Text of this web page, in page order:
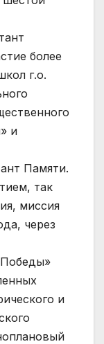
более
г.о.
и
Памяти.
так
миссия
через
Победы»
и